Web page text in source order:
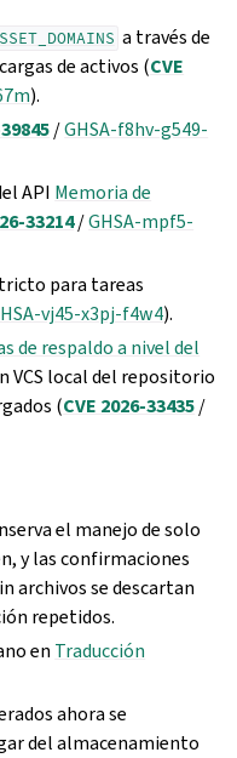
a través de
de activos (CVE
).
/GHSA-f8hv-g549-
API Memoria de
33214/GHSA-mpf5-
para tareas
vj45-x3pj-f4w4).
de respaldo a nivel del
VCS local del repositorio
(CVE 2026-33435/
el manejo de solo
y las confirmaciones
archivos se descartan
repetidos.
en Traducción
ahora se
del almacenamiento